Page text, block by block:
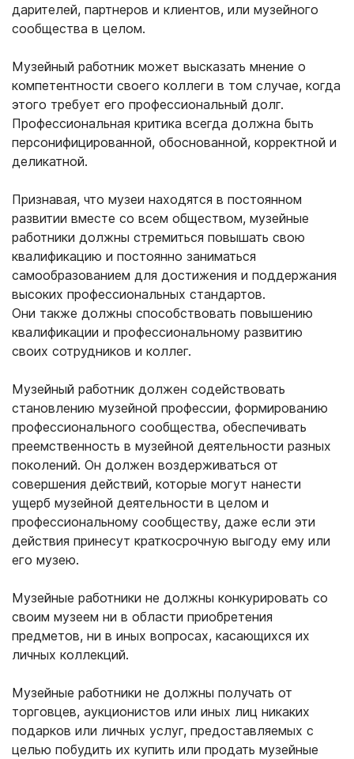
дарителей, партнеров и клиентов, или музейного
сообщества в целом.
Музейный работник может высказать мнение о
компетентности своего коллеги в том случае, когда
этого требует его профессиональный долг.
Профессиональная критика всегда должна быть
персонифицированной, обоснованной, корректной и
деликатной.
Признавая, что музеи находятся в постоянном
развитии вместе со всем обществом, музейные
работники должны стремиться повышать свою
квалификацию и постоянно заниматься
самообразованием для достижения и поддержания
высоких профессиональных стандартов.
Они также должны способствовать повышению
квалификации и профессиональному развитию
своих сотрудников и коллег.
Музейный работник должен содействовать
становлению музейной профессии, формированию
профессионального сообщества, обеспечивать
преемственность в музейной деятельности разных
поколений. Он должен воздерживаться от
совершения действий, которые могут нанести
ущерб музейной деятельности в целом и
профессиональному сообществу, даже если эти
действия принесут краткосрочную выгоду ему или
его музею.
Музейные работники не должны конкурировать со
своим музеем ни в области приобретения
предметов, ни в иных вопросах, касающихся их
личных коллекций.
Музейные работники не должны получать от
торговцев, аукционистов или иных лиц никаких
подарков или личных услуг, предоставляемых с
целью побудить их купить или продать музейные